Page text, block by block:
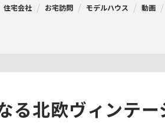
住宅会社 お宅訪問 モデルハウス 動画
る北欧ヴィンテー